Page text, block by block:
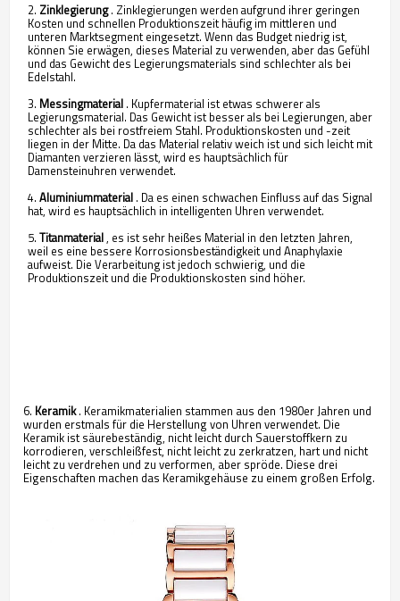
2. Zinklegierung. Zinklegierungen werden aufgrund ihrer geringen
Kosten und schnellen Produktionszeit häufig im mittleren und
unteren Marktsegment eingesetzt. Wenn das Budget niedrig ist,
können Sie erwägen, dieses Material zu verwenden, aber das Gefühl
und das Gewicht des Legierungsmaterials sind schlechter als bei
Edelstahl.
3. Messingmaterial . Kupfermaterial ist etwas schwerer als
Legierungsmaterial. Das Gewicht ist besser als bei Legierungen, aber
schlechter als bei rostfreiem Stahl. Produktionskosten und -zeit
liegen in der Mitte. Da das Material relativ weich ist und sich leicht mit
Diamanten verzieren lässt, wird es hauptsächlich für
Damensteinuhren verwendet.
4. Aluminiummaterial . Da es einen schwachen Einfluss auf das Signal
hat, wird es hauptsächlich in intelligenten Uhren verwendet.
5. Titanmaterial, es ist sehr heißes Material in den letzten Jahren,
weil es eine bessere Korrosionsbeständigkeit und Anaphylaxie
aufweist. Die Verarbeitung ist jedoch schwierig, und die
Produktionszeit und die Produktionskosten sind höher.
6. Keramik. Keramikmaterialien stammen aus den 1980er Jahren und
wurden erstmals für die Herstellung von Uhren verwendet. Die
Keramik ist säurebeständig, nicht leicht durch Sauerstoffkern zu
korrodieren, verschleißfest, nicht leicht zu zerkratzen, hart und nicht
leicht zu verdrehen und zu verformen, aber spröde. Diese drei
Eigenschaften machen das Keramikgehäuse zu einem großen Erfolg.